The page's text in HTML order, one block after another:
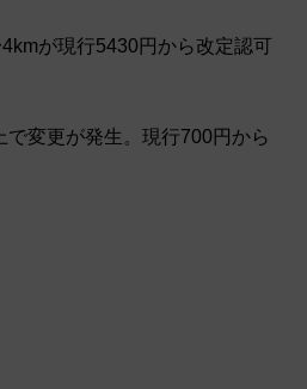
が現行5430円から改定認可
で変更が発生。現行700円から